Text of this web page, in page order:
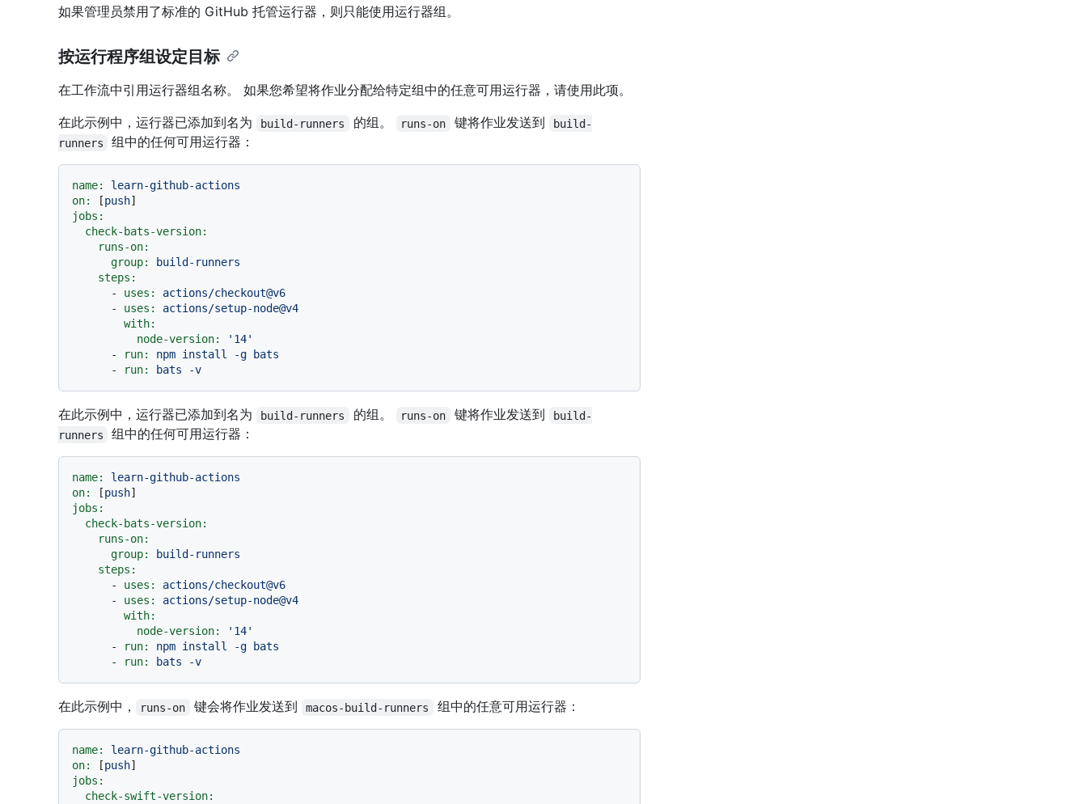
如果管理员禁用了标准的 GitHub 托管运行器，则只能使用运行器组。
按运行程序组设定目标
在工作流中引用运行器组名称。 如果您希望将作业分配给特定组中的任意可用运行器，请使用此项。
在此示例中，运行器已添加到名为
build-runners 的组。 runs-on 键将作业发送到
build-
runners
组中的任何可用运行器：
name:
learn-github-actions
on:
[push
jobs:
check-bats-version:
runs-on:
group:
build-runners
steps:
-
uses:
actions/checkout@v6
-
uses:
actions/setup-node@v4
with:
node-version:
'14'
-
run: npm install -g
bats
-
run: bats -v
在此示例中，运行器已添加到名为 build-runners 的组。 runs-on 键将作业发送到
build-
runners
组中的任何可用运行器：
name:
learn-github-actions
on:
[push
jobs:
check-bats-version:
runs-on:
group:
build-runners
steps:
-
uses:
actions/checkout@v6
-
uses:
actions/setup-node@v4
with:
node-version:
'14'
-
run: npm install -g
bats
-
run: bats -v
在此示例中， runs-on 键会将作业发送到 macos-build-runners 组中的任意可用运行器：
name:
learn-github-actions
on:
[push
jobs:
check-swift-version: